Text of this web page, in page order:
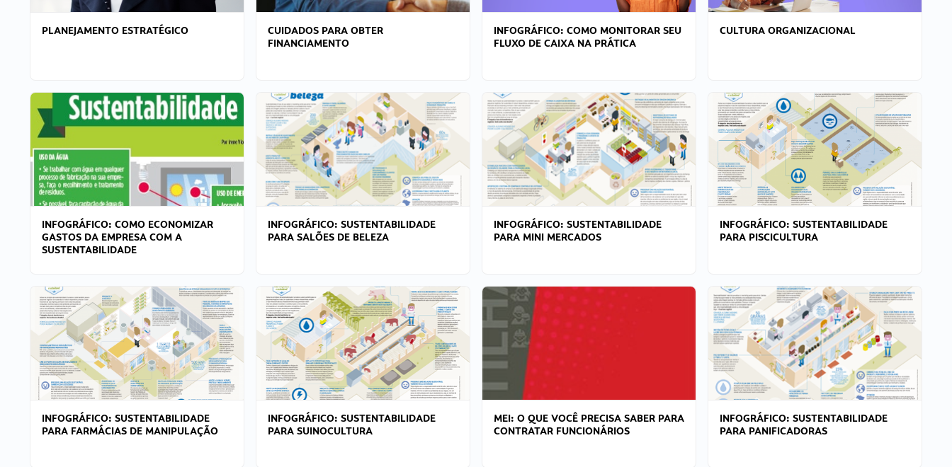
PLANEJAMENTO ESTRATÉGICO
CUIDADOS PARA OBTER
FINANCIAMENTO
INFOGRÁFICO: COMO MONITORAR SEU
FLUXO DE CAIXA NA PRÁTICA
CULTURA ORGANIZACIONAL
INFOGRÁFICO: COMO ECONOMIZAR
GASTOS DA EMPRESA COM A
SUSTENTABILIDADE
INFOGRÁFICO: SUSTENTABILIDADE
PARA SALÕES DE BELEZA
INFOGRÁFICO: SUSTENTABILIDADE
PARA MINI MERCADOS
INFOGRÁFICO: SUSTENTABILIDADE
PARA PISCICULTURA
INFOGRÁFICO: SUSTENTABILIDADE
PARA FARMÁCIAS DE MANIPULAÇÃO
INFOGRÁFICO: SUSTENTABILIDADE
PARA SUINOCULTURA
MEI: O QUE VOCÊ PRECISA SABER PARA
CONTRATAR FUNCIONÁRIOS
INFOGRÁFICO: SUSTENTABILIDADE
PARA PANIFICADORAS